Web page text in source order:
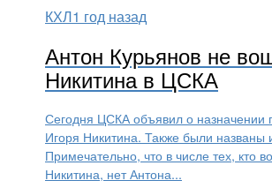
КХЛ1 год назад
Антон Курьянов не
Никитина в ЦСКА
Сегодня ЦСКА объявил о назначении
Игоря Никитина. Также были
Примечательно, что в числе тех, кто
Никитина, нет Антона...